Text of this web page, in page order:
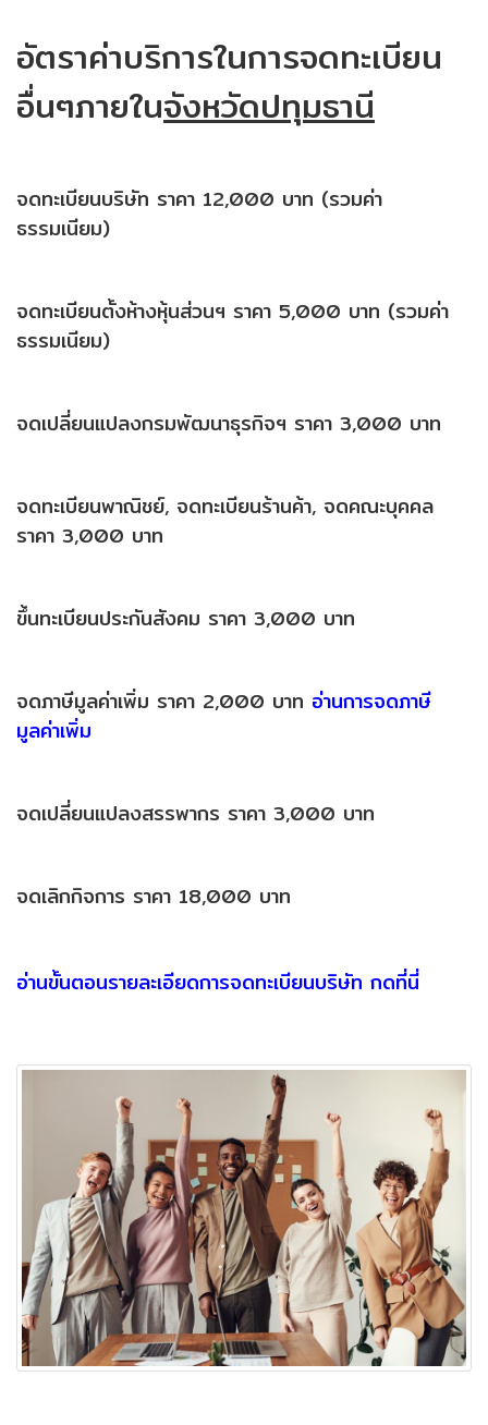
อัตราค่าบริการในการจดทะเบียน
อื่นๆภายในจังหวัดปทุมธานี
จดทะเบียนบริษัท ราคา 12,000 บาท (รวมค่า
ธรรมเนียม)
จดทะเบียนตั้งห้างหุ้นส่วนฯ ราคา 5,000 บาท (รวมค่า
ธรรมเนียม)
จดเปลี่ยนแปลงกรมพัฒนาธุรกิจฯ ราคา 3,000 บาท
จดทะเบียนพาณิชย์, จดทะเบียนร้านค้า, จดคณะบุคคล
ราคา 3,000 บาท
ขึ้นทะเบียนประกันสังคม ราคา 3,000 บาท
จดภาษีมูลค่าเพิ่ม ราคา 2,000 บาท อ่านการจดภาษี
มูลค่าเพิ่ม
จดเปลี่ยนแปลงสรรพากร ราคา 3,000 บาท
จดเลิกกิจการ ราคา 18,000 บาท
อ่านขั้นตอนรายละเอียดการจดทะเบียนบริษัท กดที่นี่